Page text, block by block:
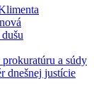
a súdy
dnešnej justície